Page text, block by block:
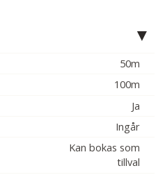
50m
100m
Ja
Ingår
Kan bokas som
tillval